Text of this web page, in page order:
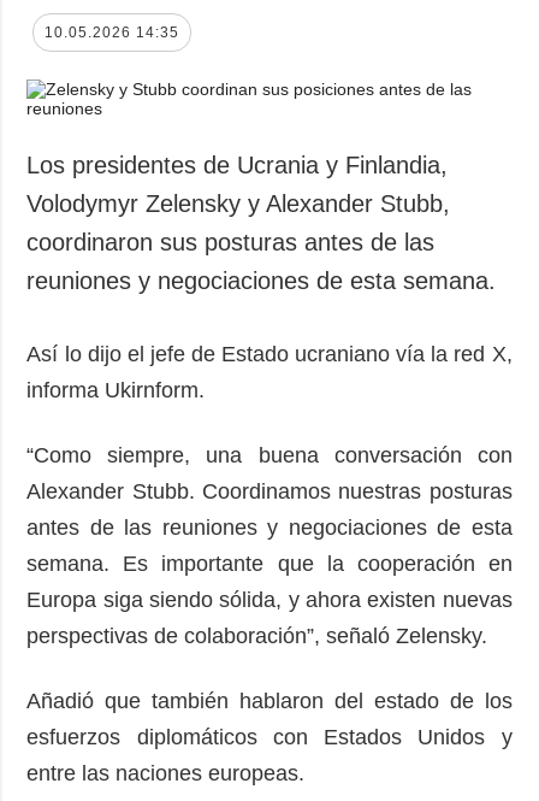
10.05.2026 14:35
Los presidentes de Ucrania y Finlandia,
Volodymyr Zelensky y Alexander Stubb,
coordinaron sus posturas antes de las
reuniones y negociaciones de esta semana.
Así lo dijo el jefe de Estado ucraniano vía la red X,
informa Ukirnform.
“Como siempre, una buena conversación con
Alexander Stubb. Coordinamos nuestras posturas
antes de las reuniones y negociaciones de esta
semana. Es importante que la cooperación en
Europa siga siendo sólida, y ahora existen nuevas
perspectivas de colaboración”, señaló Zelensky.
Añadió que también hablaron del estado de los
esfuerzos diplomáticos con Estados Unidos y
entre las naciones europeas.